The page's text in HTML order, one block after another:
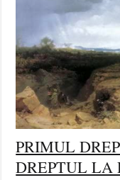
PRIMUL
DREPTUL LA